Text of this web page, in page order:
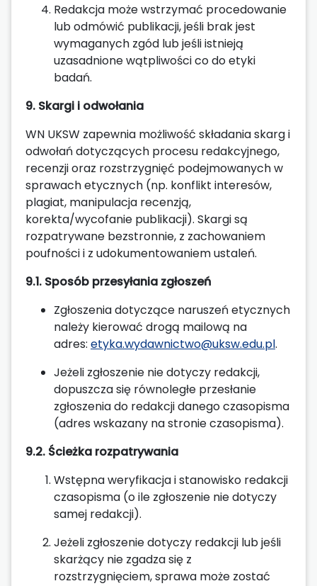
Redakcja może wstrzymać procedowanie
lub odmówić publikacji, jeśli brak jest
wymaganych zgód lub jeśli istnieją
uzasadnione wątpliwości co do etyki
badań.
9. Skargi i odwołania
WN UKSW zapewnia możliwość składania skarg i
odwołań dotyczących procesu redakcyjnego,
recenzji oraz rozstrzygnięć podejmowanych w
sprawach etycznych (np. konflikt interesów,
plagiat, manipulacja recenzją,
korekta/wycofanie publikacji). Skargi są
rozpatrywane bezstronnie, z zachowaniem
poufności i z udokumentowaniem ustaleń.
9.1. Sposób przesyłania zgłoszeń
Zgłoszenia dotyczące naruszeń etycznych
należy kierować drogą mailową na
adres: etyka.wydawnictwo@uksw.edu.pl.
Jeżeli zgłoszenie nie dotyczy redakcji,
dopuszcza się równoległe przesłanie
zgłoszenia do redakcji danego czasopisma
(adres wskazany na stronie czasopisma).
9.2. Ścieżka rozpatrywania
Wstępna weryfikacja i stanowisko redakcji
czasopisma (o ile zgłoszenie nie dotyczy
samej redakcji).
Jeżeli zgłoszenie dotyczy redakcji lub jeśli
skarżący nie zgadza się z
rozstrzygnięciem, sprawa może zostać